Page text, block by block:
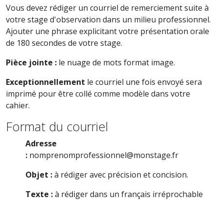
Vous devez rédiger un courriel de remerciement suite à
votre stage d'observation dans un milieu professionnel.
Ajouter une phrase explicitant votre présentation orale
de 180 secondes de votre stage.
Pièce jointe : le nuage de mots format image.
Exceptionnellement le courriel une fois envoyé sera
imprimé pour être collé comme modèle dans votre
cahier.
Format du courriel
Adresse
: nomprenomprofessionnel@monstage.fr
Objet :à rédiger avec précision et concision.
Texte :à rédiger dans un français irréprochable